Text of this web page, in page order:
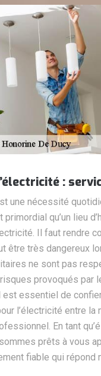
:
une nécessité
primordial qu’un lieu
Il faut rendre
être très dangereux
ne sont pas
provoqués par
est essentiel de
l’électricité entre la
En tant
prêts à vous
fiable qui répond